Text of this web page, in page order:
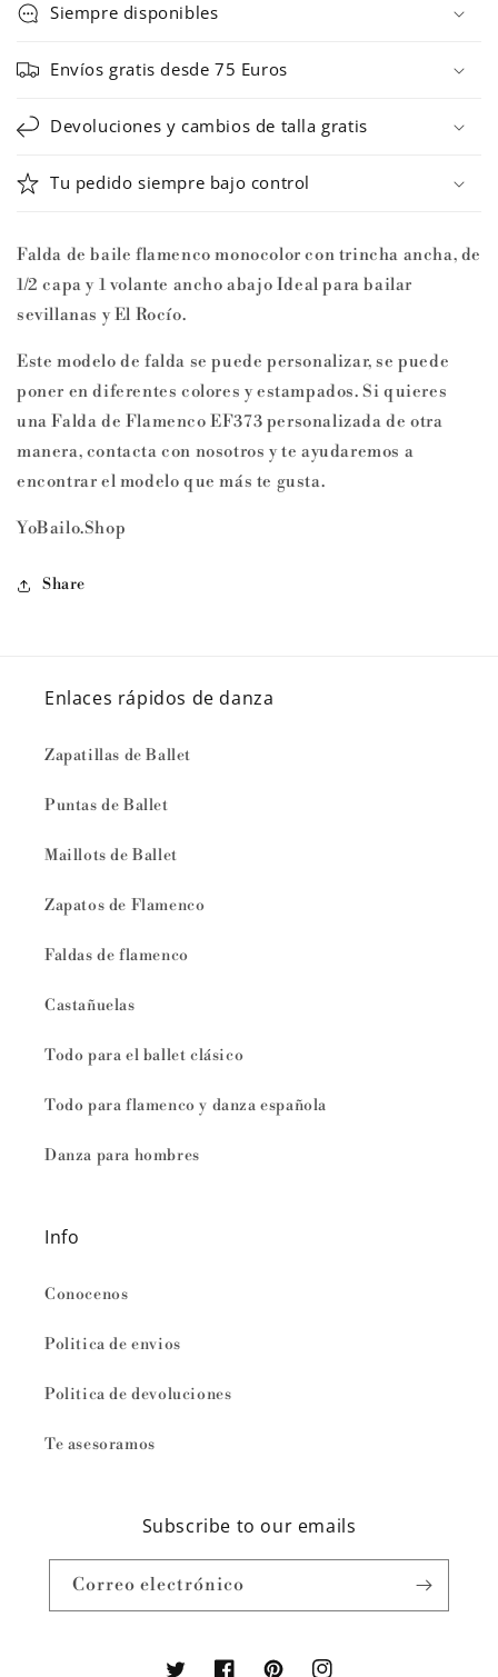
El
de
Dance
El
de
Siempre disponibles
Envíos gratis desde 75 Euros
Devoluciones y cambios de talla gratis
Tu pedido siempre bajo control
Falda de baile flamenco monocolor con trincha ancha, de
1/2 capa y 1 volante ancho abajo Ideal para bailar
sevillanas y El Rocío.
Este modelo de falda se puede personalizar, se puede
poner en diferentes colores y estampados. Si quieres
una Falda de Flamenco EF373 personalizada de otra
manera, contacta con nosotros y te ayudaremos a
encontrar el modelo que más te gusta.
YoBailo.Shop
Share
Enlaces rápidos de danza
Zapatillas de Ballet
Puntas de Ballet
Maillots de Ballet
Zapatos de Flamenco
Faldas de flamenco
Castañuelas
Todo para el ballet clásico
Todo para flamenco y danza española
Danza para hombres
Info
Conocenos
Politica de envios
Politica de devoluciones
Te asesoramos
Subscribe to our emails
Correo electrónico